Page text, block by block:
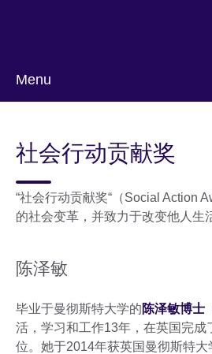
Menu
language
社会行动贡献奖
“社会行动贡献奖“（Social Action
的社会变革，并致力于改变他人生
陈泽敏
毕业于曼彻斯特大学的陈泽敏博士
活，学习和工作13年，在英国完成
位。她于2014年获英国曼彻斯特